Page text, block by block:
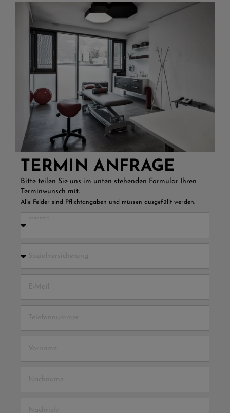
TERMIN ANFRAGE
Bitte teilen Sie uns im unten stehenden Formular Ihren
Terminwunsch mit.
Alle Felder sind Pflichtangaben und müssen ausgefüllt werden.